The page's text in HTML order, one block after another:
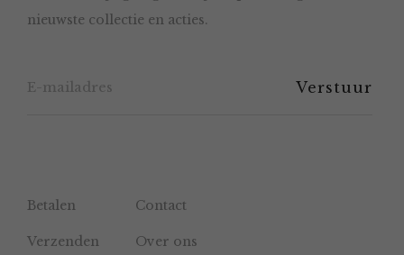
nieuwste collectie en acties.
Betalen Contact
Verzenden Over ons